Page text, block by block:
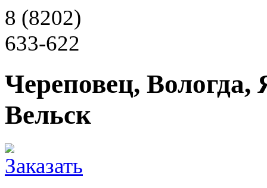
8 (8202)
633-622
Череповец, Вологда,
Вельск